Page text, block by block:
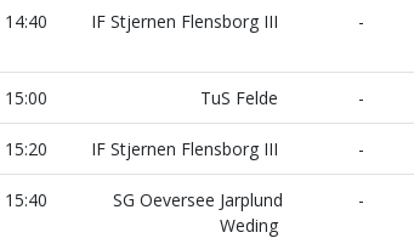
14:40 IF Stjernen Flensborg III -
15:00 TuS Felde -
15:20 IF Stjernen Flensborg III -
15:40
SG Oeversee Jarplund
Weding
-